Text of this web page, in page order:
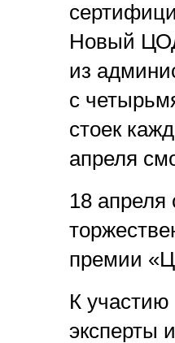
Новый
из
с
стоек
апреля
18 апреля
премии
К
эксперты